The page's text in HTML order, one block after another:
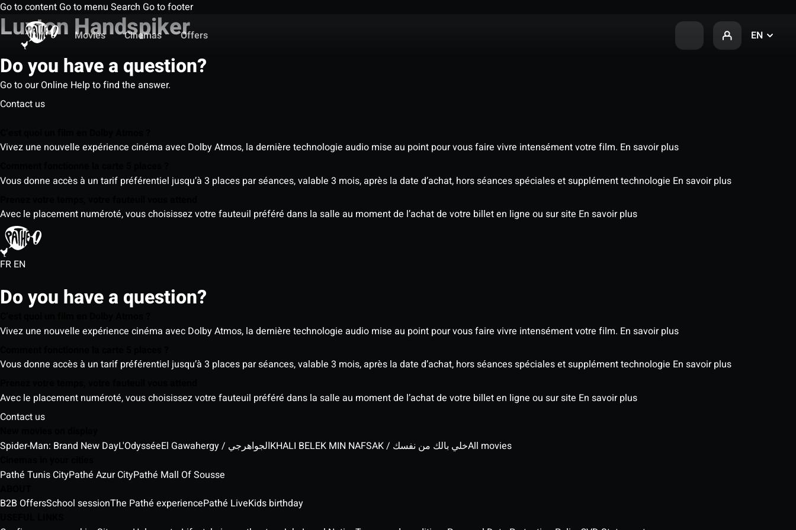
Go to content Go to menu Search Go to footer
Movies
Cinemas Offers EN
Luxton Handspiker
Do you have a question?
Go to our Online Help to find the answer.
Contact us
Vivez une nouvelle expérience cinéma avec Dolby Atmos, la dernière technologie audio mise au point pour vous faire vivre intensément votre film. En savoir plus
Vous donne accès à un tarif préférentiel jusqu’à 3 places par séances, valable 3 mois, après la date d’achat, hors séances spéciales et supplément technologie En savoir plus
Avec le placement numéroté, vous choisissez votre fauteuil préféré dans la salle au moment de l’achat de votre billet en ligne ou sur site En savoir plus
FR EN
Do you have a question?
Vivez une nouvelle expérience cinéma avec Dolby Atmos, la dernière technologie audio mise au point pour vous faire vivre intensément votre film. En savoir plus
Vous donne accès à un tarif préférentiel jusqu’à 3 places par séances, valable 3 mois, après la date d’achat, hors séances spéciales et supplément technologie En savoir plus
Avec le placement numéroté, vous choisissez votre fauteuil préféré dans la salle au moment de l’achat de votre billet en ligne ou sur site En savoir plus
Contact us
Spider-Man: Brand New DayL'Odyssée El Gawahergy / الجواهرجي KHALI BELEK MIN NAFSAK / خلي بالك من نفسكAll movies
Pathé Tunis CityPathé Azur CityPathé Mall Of Sousse
B2B OffersSchool sessionThe Pathé experiencePathé LiveKids birthday